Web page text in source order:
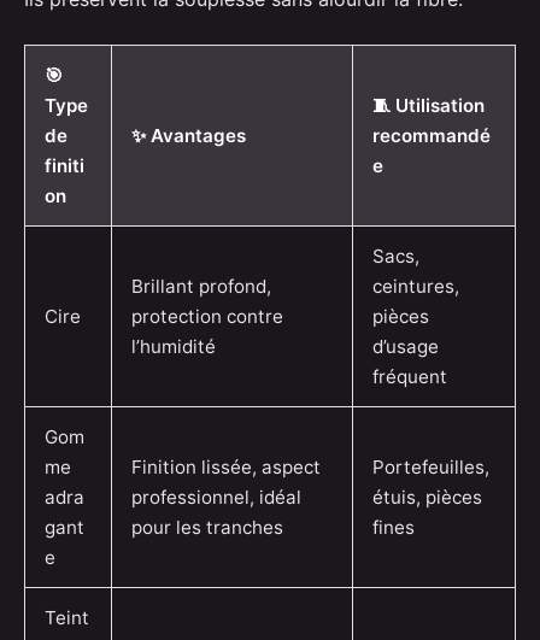
🎯
Type
de
finiti
on
✨ Avantages
🧵 Utilisation
recommandé
e
Cire
Brillant profond,
protection contre
l’humidité
Sacs,
ceintures,
pièces
d’usage
fréquent
Gom
me
adra
gant
e
Finition lissée, aspect
professionnel, idéal
pour les tranches
Portefeuilles,
étuis, pièces
fines
Teint